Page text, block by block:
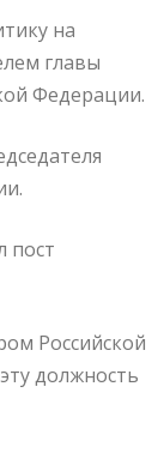
на
главы
Федерации.
пост
Российской
должность